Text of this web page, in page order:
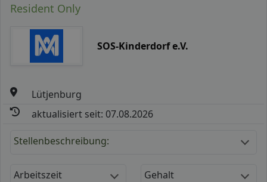
Resident Only
SOS-Kinderdorf e.V.
Lütjenburg
aktualisiert seit: 07.08.2026
Stellenbeschreibung:
Arbeitszeit Gehalt